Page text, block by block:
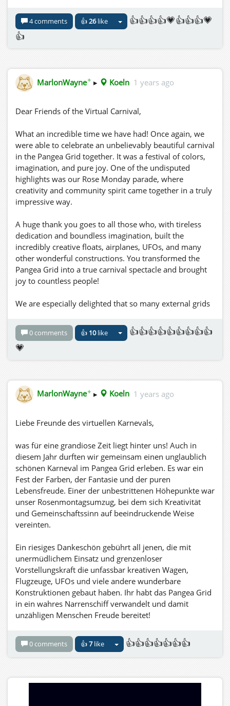
🎄✨ Pangea Grid vous souhaite un joyeux Noël et une
nouvelle année en pleine santé et pleine de bonheur 🎆
🍀
💙 La santé est essentielle – prenez bien soin de vous.
encore de nombreux moments précieux ensemble dans
nos mondes virtuels l’année prochaine.
🎁💖❄️ Merci de faire partie de notre communauté !
4 comments 👍26like
👍👍👍👍💗👍👍👍💗
👍
MarlonWayne✦ ▸ Koeln 1 years ago
Dear Friends of the Virtual Carnival,
What an incredible time we have had! Once again, we
were able to celebrate an unbelievably beautiful carnival
in the Pangea Grid together. It was a festival of colors,
imagination, and pure joy. One of the undisputed
highlights was our Rose Monday parade, where
creativity and community spirit came together in a truly
impressive way.
A huge thank you goes to all those who, with tireless
dedication and boundless imagination, built the
incredibly creative floats, airplanes, UFOs, and many
other wonderful constructions. You transformed the
Pangea Grid into a true carnival spectacle and brought
joy to countless people!
We are especially delighted that so many external grids
more diverse and exhilarating event. A heartfelt thank
you to Soul Grid, Monroose Grid, Nabila Grid, CCI
Bikerworld, SoA.Bad and SINAS.S, HG Safari, and
Loru.Destiny from the Grid artdestiny! Your
to this Rose Monday parade.
I would also like to extend a special thank you to
Flux, Tutz, Lampithaler and Reyno Parx, Lilly Topas,
who made this carnival what it was: an unforgettable
experience!
As we cherish the memories of this wonderful carnival
in our hearts, we already look ahead: Next year, we will
celebrate the 20th anniversary of the Cologne Virtual
Carnival! A very special jubilee that we will mark with
even more brilliance, even more magic, and even more
With a short video insight, I bid you farewell and say
from the bottom of my heart Thank you! For your
enthusiasm, your creativity, and your love for the
carnival. Without you, this festival would not be the
same!
Virtual Carnival Alaaf!
year,
0 comments 👍 10like
👍👍👍👍👍👍👍👍👍
💗
MarlonWayne✦ ▸ Koeln 1 years ago
Liebe Freunde des virtuellen Karnevals,
was für eine grandiose Zeit liegt hinter uns! Auch in
diesem Jahr durften wir gemeinsam einen unglaublich
schönen Karneval im Pangea Grid erleben. Es war ein
Fest der Farben, der Fantasie und der puren
Lebensfreude. Einer der unbestrittenen Höhepunkte war
unser Rosenmontagsumzug, bei dem sich Kreativität
und Gemeinschaftssinn auf beeindruckende Weise
vereinten.
Ein riesiges Dankeschön gebührt all jenen, die mit
unermüdlichem Einsatz und grenzenloser
Vorstellungskraft die unfassbar kreativen Wagen,
Flugzeuge, UFOs und viele andere wunderbare
Konstruktionen gebaut haben. Ihr habt das Pangea Grid
in ein wahres Narrenschiff verwandelt und damit
unzähligen Menschen Freude bereitet!
Besonders freuen wir uns, dass auch in diesem Jahr
wieder zahlreiche auswärtige Grids teilgenommen
haben, was unseren Karneval zu einem noch
Ein herzliches Dankeschön an das Soul Grid, das
0 comments 👍7like 👍👍👍👍👍👍👍